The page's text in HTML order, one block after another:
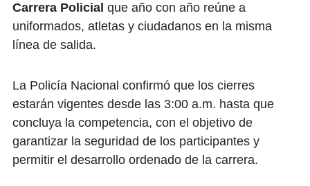
Carrera Policial que año con año reúne a
uniformados, atletas y ciudadanos en la misma
línea de salida.
La Policía Nacional confirmó que los cierres
estarán vigentes desde las 3:00 a.m. hasta que
concluya la competencia, con el objetivo de
garantizar la seguridad de los participantes y
permitir el desarrollo ordenado de la carrera.